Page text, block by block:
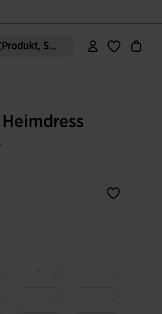
Suche (Produkt, Stil, Bereich, etc.)